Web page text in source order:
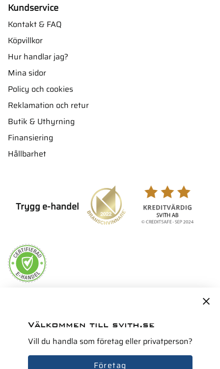
Kundservice
Kontakt & FAQ
Köpvillkor
Hur handlar jag?
Mina sidor
Policy och cookies
Reklamation och retur
Butik & Uthyrning
Finansiering
Hållbarhet
Trygg e-handel
Välkommen till svith.se
Vill du handla som företag eller privatperson?
Företag